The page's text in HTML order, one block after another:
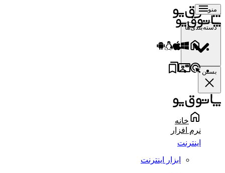
منو
دسته‌بندی‌ها
بستن
خانه
نرم افزار
اینترنت
ابزار اینترنت